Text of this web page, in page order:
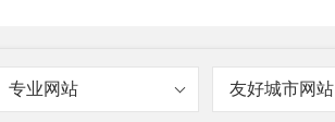
专业网站 友好城市网站